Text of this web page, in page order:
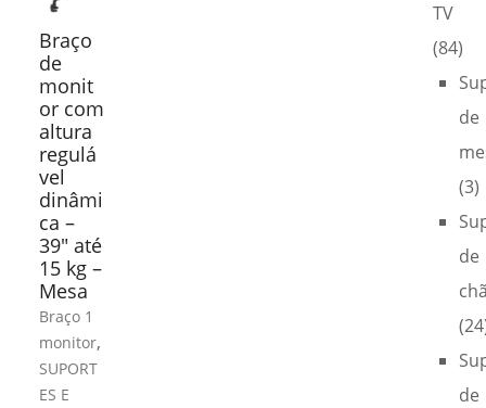
Braço
de
monit
or com
altura
regulá
vel
dinâmi
ca –
39″ até
15 kg –
Mesa
Braço 1
monitor,
SUPORT
ES E
TV
(84)
de
(3)
de
de